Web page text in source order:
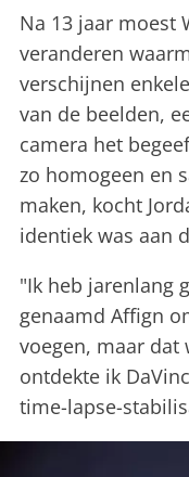
Na 13 jaar moest
veranderen
verschijnen
van de beelden,
camera het
zo homogeen en
maken, kocht
identiek was aan
"Ik heb jarenlang
genaamd Affign
voegen, maar dat
ontdekte ik
time-lapse-